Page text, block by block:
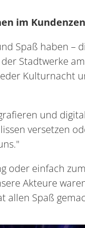
im
Spaß haben –
Stadtwerke
Kulturnacht
und
versetzen
oder einfach zum
Akteure
allen Spaß